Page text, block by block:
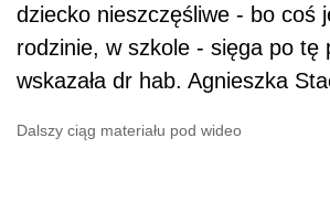
dziecko nieszczęśliwe - bo coś
rodzinie, w szkole - sięga po tę
wskazała dr hab. Agnieszka
Dalszy ciąg materiału pod wideo